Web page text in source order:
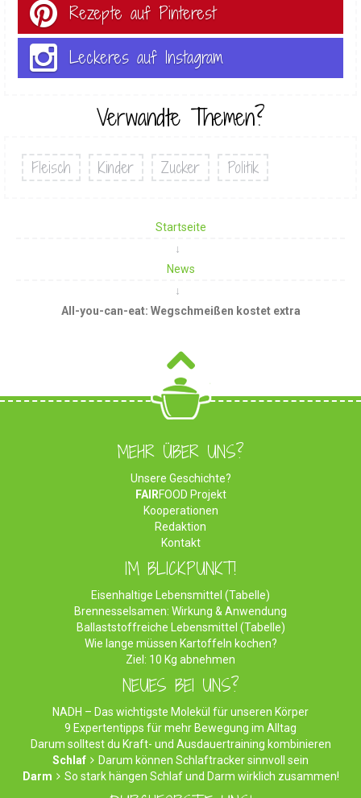
Rezepte auf Pinterest
Leckeres auf Instagram
Verwandte Themen?
Fleisch Kinder Zucker Politik
Startseite
News
All-you-can-eat: Wegschmeißen kostet extra
MEHR ÜBER UNS?
Unsere Geschichte?
FAIRFOOD Projekt
Kooperationen
Redaktion
Kontakt
IM BLICKPUNKT!
Eisenhaltige Lebensmittel (Tabelle)
Brennesselsamen: Wirkung & Anwendung
Ballaststoffreiche Lebensmittel (Tabelle)
Wie lange müssen Kartoffeln kochen?
Ziel: 10 Kg abnehmen
NEUES BEI UNS?
NADH – Das wichtigste Molekül für unseren Körper
9 Expertentipps für mehr Bewegung im Alltag
Darum solltest du Kraft- und Ausdauertraining kombinieren
Schlaf
Darum können Schlaftracker sinnvoll sein
Darm
So stark hängen Schlaf und Darm wirklich zusammen!